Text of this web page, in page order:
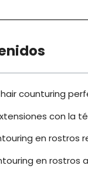
counturing
con la
en rostros
en rostros